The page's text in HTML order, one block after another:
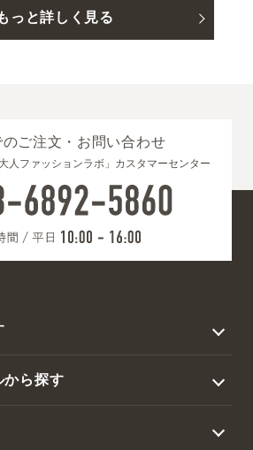
っと詳しく見る
のご注文・お問い合わせ
人ファッションラボ」カスタマーセンター
から探す